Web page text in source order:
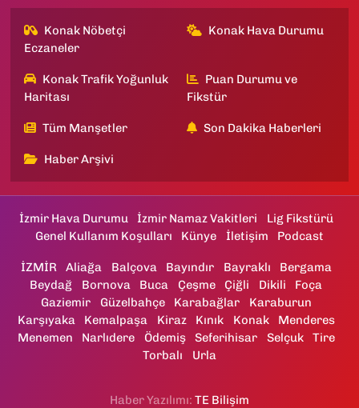
Konak Nöbetçi
Eczaneler
Konak Hava Durumu
Konak Trafik Yoğunluk
Haritası
Puan Durumu ve
Fikstür
Tüm Manşetler Son Dakika Haberleri
Haber Arşivi
İzmir Hava Durumu İzmir Namaz Vakitleri
Lig Fikstürü
Genel Kullanım Koşulları
Künye İletişim Podcast
İZMİR Aliağa Balçova Bayındır Bayraklı
Bergama
Beydağ
Bornova Buca Çeşme Çiğli Dikili
Foça
Gaziemir
Güzelbahçe Karabağlar
Karaburun
Karşıyaka
Kemalpaşa Kiraz Kınık Konak
Menderes
Menemen
Narlıdere Ödemiş Seferihisar Selçuk
Tire
Torbalı
Urla
Haber Yazılımı: TE Bilişim